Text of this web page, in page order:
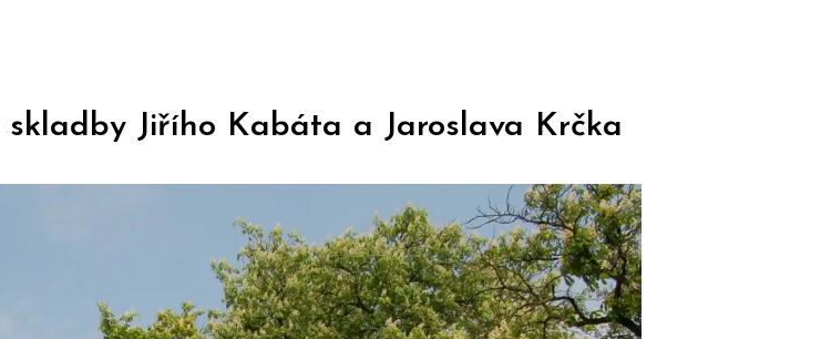
skladby Jiřího Kabáta a Jaroslava Krčka